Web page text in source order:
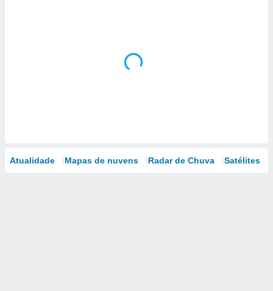
Atualidade Mapas de nuvens Radar de Chuva Satélites